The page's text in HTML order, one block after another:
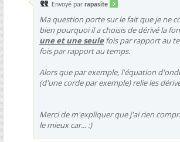
Envoyé par rapasite
Ma question porte sur le fait que je ne
bien pourquoi il a choisis de dérivé la
une et une seulefois par rapport au
fois par rapport au temps.
Alors que par exemple, l'équation
(d'une corde par exemple) relie les
Merci de m'expliquer que j'ai rien
le mieux car... :)